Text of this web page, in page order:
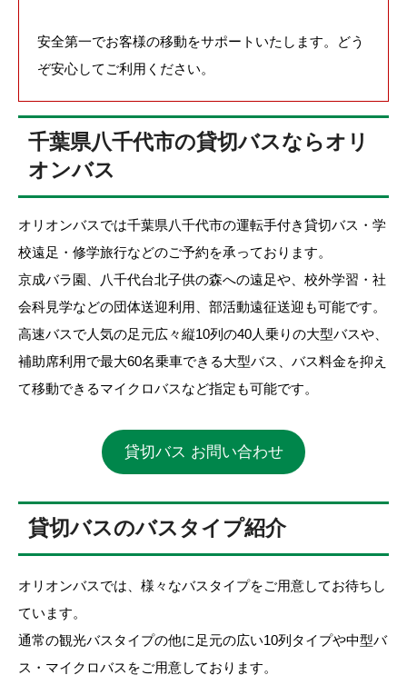
安全第一でお客様の移動をサポートいたします。どう
ぞ安心してご利用ください。
千葉県八千代市の貸切バスならオリ
オンバス
オリオンバスでは千葉県八千代市の運転手付き貸切バス・学
校遠足・修学旅行などのご予約を承っております。
京成バラ園、八千代台北子供の森への遠足や、校外学習・社
会科見学などの団体送迎利用、部活動遠征送迎も可能です。
高速バスで人気の足元広々縦10列の40人乗りの大型バスや、
補助席利用で最大60名乗車できる大型バス、バス料金を抑え
て移動できるマイクロバスなど指定も可能です。
貸切バス お問い合わせ
貸切バスのバスタイプ紹介
オリオンバスでは、様々なバスタイプをご用意してお待ちし
ています。
通常の観光バスタイプの他に足元の広い10列タイプや中型バ
ス・マイクロバスをご用意しております。